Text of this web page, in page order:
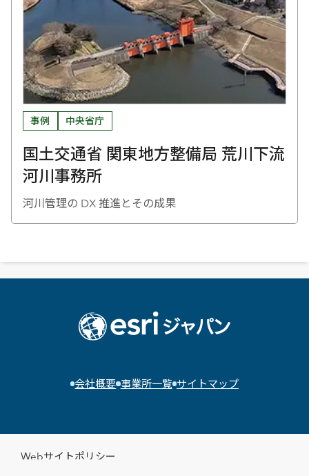
事例 中央省庁
国土交通省 関東地方整備局 荒川下流
河川事務所
河川管理の DX 推進とその成果
会社概要 事業所一覧 サイトマップ
Webサイトポリシー